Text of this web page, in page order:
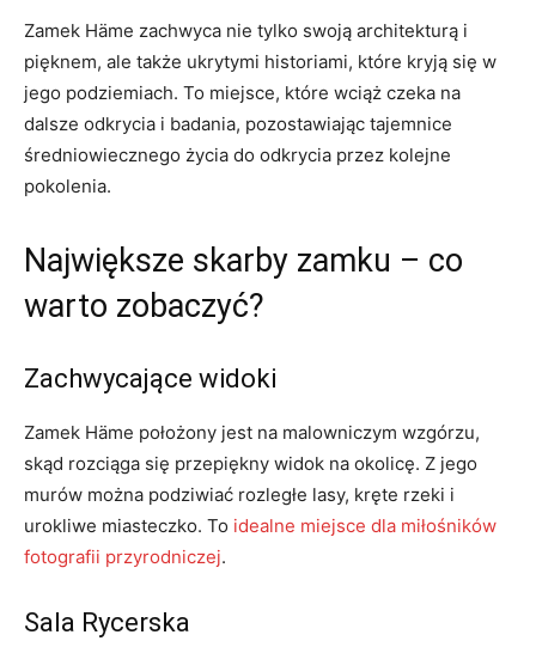
Zamek Häme zachwyca nie tylko swoją architekturą⁤ i
pięknem, ale także ukrytymi historiami, które kryją⁢ się w
jego podziemiach.⁣ To miejsce, które wciąż czeka na
dalsze odkrycia i badania, pozostawiając ​tajemnice
średniowiecznego życia do odkrycia przez‍ kolejne
pokolenia.
Największe ‌skarby zamku⁤ – co
warto ‌zobaczyć?
Zachwycające widoki
Zamek Häme położony jest⁣ na malowniczym wzgórzu,
skąd rozciąga ⁢się przepiękny widok na okolicę. Z jego
murów można podziwiać rozległe lasy, kręte rzeki i
urokliwe miasteczko. ⁢To idealne miejsce dla miłośników
fotografii przyrodniczej.
Sala Rycerska